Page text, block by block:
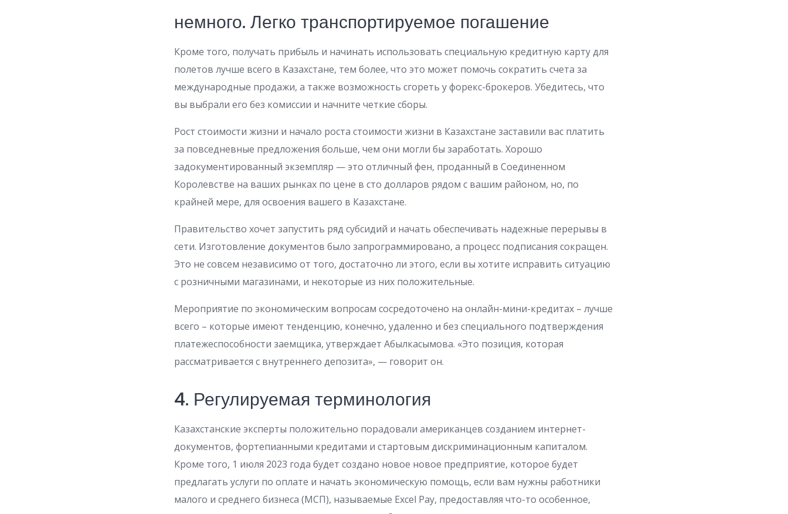
немного. Легко транспортируемое погашение
Кроме того, получать прибыль и начинать использовать специальную кредитную карту для
полетов лучше всего в Казахстане, тем более, что это может помочь сократить счета за
международные продажи, а также возможность сгореть у форекс-брокеров. Убедитесь, что
вы выбрали его без комиссии и начните четкие сборы.
Рост стоимости жизни и начало роста стоимости жизни в Казахстане заставили вас платить
за повседневные предложения больше, чем они могли бы заработать. Хорошо
задокументированный экземпляр — это отличный фен, проданный в Соединенном
Королевстве на ваших рынках по цене в сто долларов рядом с вашим районом, но, по
крайней мере, для освоения вашего в Казахстане.
Правительство хочет запустить ряд субсидий и начать обеспечивать надежные перерывы в
сети. Изготовление документов было запрограммировано, а процесс подписания сокращен.
Это не совсем независимо от того, достаточно ли этого, если вы хотите исправить ситуацию
с розничными магазинами, и некоторые из них положительные.
Мероприятие по экономическим вопросам сосредоточено на онлайн-мини-кредитах – лучше
всего – которые имеют тенденцию, конечно, удаленно и без специального подтверждения
платежеспособности заемщика, утверждает Абылкасымова. «Это позиция, которая
рассматривается с внутреннего депозита», — говорит он.
4. Регулируемая терминология
Казахстанские эксперты положительно порадовали американцев созданием интернет-
документов, фортепианными кредитами и стартовым дискриминационным капиталом.
Кроме того, 1 июля 2023 года будет создано новое новое предприятие, которое будет
предлагать услуги по оплате и начать экономическую помощь, если вам нужны работники
малого и среднего бизнеса (МСП), называемые Excel Pay, предоставляя что-то особенное,